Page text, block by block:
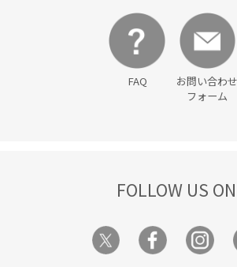
FAQ
お問い合わせ
フォーム
FOLLOW US ON